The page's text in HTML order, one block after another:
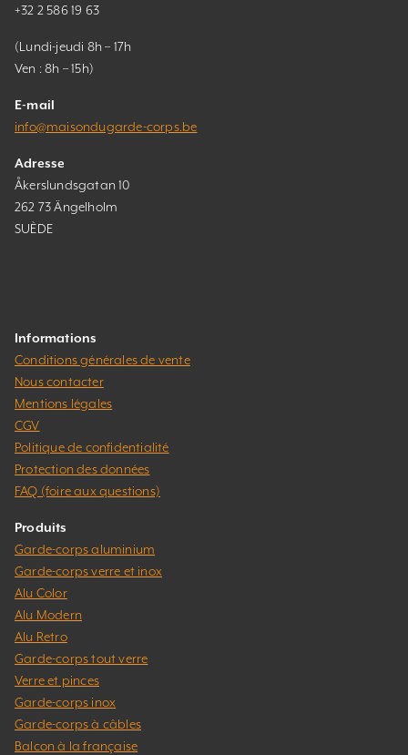
+32 2 586 19 63
(Lundi-jeudi 8h – 17h
Ven : 8h – 15h)
E-mail
info@maisondugarde-corps.be
Adresse
Åkerslundsgatan 10
262 73 Ängelholm
SUÈDE
Informations
Conditions générales de vente
Nous contacter
Mentions légales
CGV
Politique de confidentialité
Protection des données
FAQ (foire aux questions)
Produits
Garde-corps aluminium
Garde-corps verre et inox
Alu Color
Alu Modern
Alu Retro
Garde-corps tout verre
Verre et pinces
Garde-corps inox
Garde-corps à câbles
Balcon à la française